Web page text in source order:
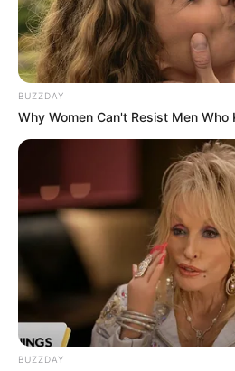
BUZZDAY
Why Women Can't Resist Men
BUZZDAY